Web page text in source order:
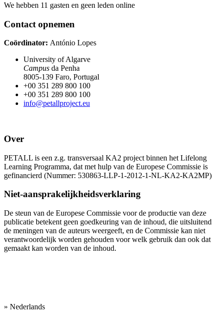
We hebben 11 gasten en geen leden online
Contact opnemen
Coördinator: António Lopes
University of Algarve
Campus da Penha
8005-139 Faro, Portugal
+00 351 289 800 100
+00 351 289 800 100
info@petallproject.eu
Over
PETALL is een z.g. transversaal KA2 project binnen het Lifelong
Learning Programma, dat met hulp van de Europese Commissie is
gefinancierd (Nummer: 530863-LLP-1-2012-1-NL-KA2-KA2MP)
Niet-aansprakelijkheidsverklaring
De steun van de Europese Commissie voor de productie van deze
publicatie betekent geen goedkeuring van de inhoud, die uitsluitend
de meningen van de auteurs weergeeft, en de Commissie kan niet
verantwoordelijk worden gehouden voor welk gebruik dan ook dat
gemaakt kan worden van de inhoud.
» Nederlands